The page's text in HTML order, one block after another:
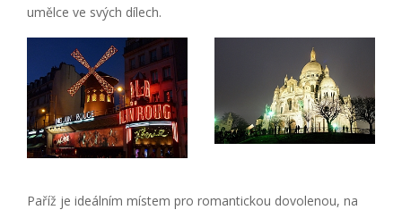
umělce ve svých dílech.
Paříž je ideálním místem pro romantickou dovolenou, na